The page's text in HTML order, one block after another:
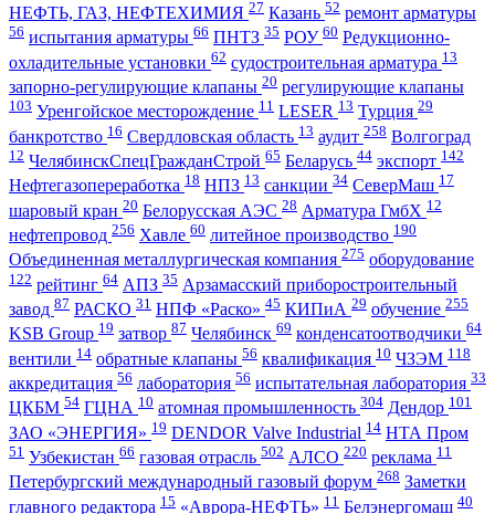
НЕФТЬ, ГАЗ, НЕФТЕХИМИЯ 27 Казань 52 ремонт арматуры
56 испытания арматуры 66 ПНТЗ 35 РОУ 60 Редукционно-
охладительные установки 62 судостроительная арматура 13
запорно-регулирующие клапаны 20 регулирующие клапаны
103 Уренгойское месторождение 11 LESER 13 Турция 29
банкротство 16 Свердловская область 13 аудит 258 Волгоград
12 ЧелябинскСпецГражданСтрой 65 Беларусь 44 экспорт 142
Нефтегазопереработка 18 НПЗ 13 санкции 34 СеверМаш 17
шаровый кран 20 Белорусская АЭС 28 Арматура ГмбХ 12
нефтепровод 256 Хавле 60 литейное производство 190
Объединенная металлургическая компания 275 оборудование
122 рейтинг 64 АПЗ 35 Арзамасский приборостроительный
завод 87 РАСКО 31 НПФ «Раско» 45 КИПиА 29 обучение 255
KSB Group 19 затвор 87 Челябинск 69 конденсатоотводчики 64
вентили 14 обратные клапаны 56 квалификация 10 ЧЗЭМ 118
аккредитация 56 лаборатория 56 испытательная лаборатория 33
ЦКБМ 54 ГЦНА 10 атомная промышленность 304 Дендор 101
ЗАО «ЭНЕРГИЯ» 19 DENDOR Valve Industrial 14 НТА Пром
51 Узбекистан 66 газовая отрасль 502 АЛСО 220 реклама 11
Петербургский международный газовый форум 268 Заметки
главного редактора 15 «Аврора-НЕФТЬ» 11 Белэнергомаш 40